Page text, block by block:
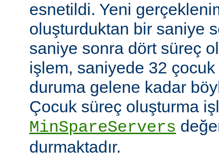
esnetildi. Yeni
oluşturduktan bir saniye
saniye sonra dört süreç
işlem, saniyede 32
duruma gelene kadar
Çocuk süreç oluşturma
MinSpareServers
durmaktadır.